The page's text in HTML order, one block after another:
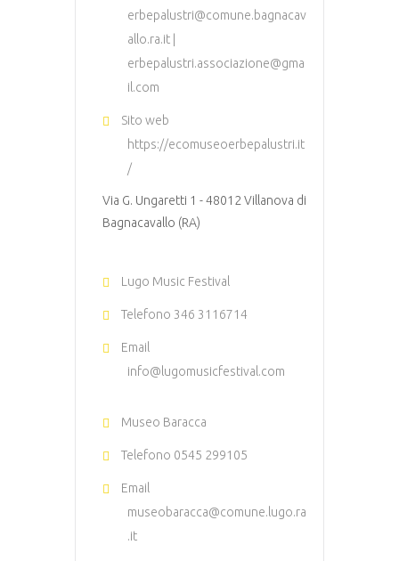
erbepalustri@comune.bagnacav
allo.ra.it |
erbepalustri.associazione@gma
il.com
Sito web
https://ecomuseoerbepalustri.it
/
Via G. Ungaretti 1 - 48012 Villanova di
Bagnacavallo (RA)
Lugo Music Festival
Telefono 346 3116714
Email
info@lugomusicfestival.com
Museo Baracca
Telefono 0545 299105
Email
museobaracca@comune.lugo.ra
.it